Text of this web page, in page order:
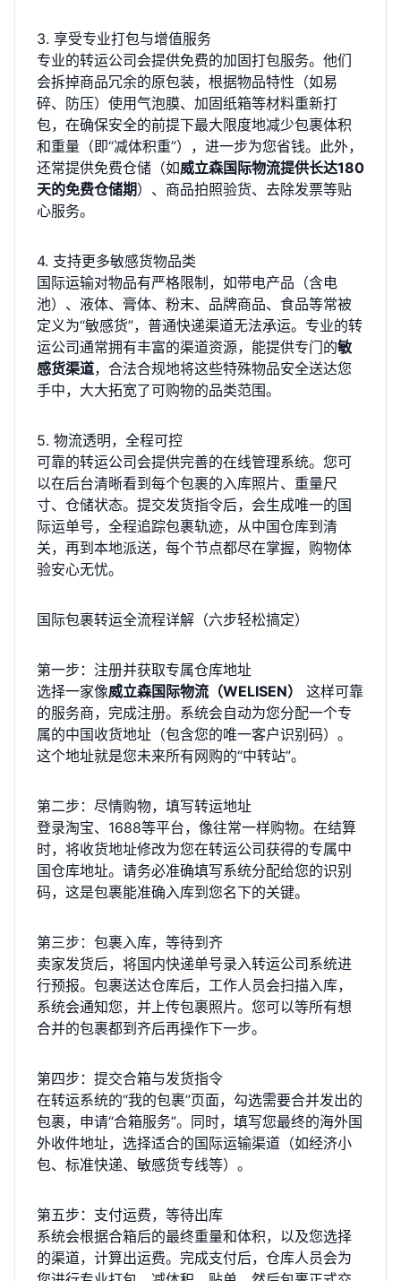
3. 享受专业打包与增值服务
专业的转运公司会提供免费的加固打包服务。他们
会拆掉商品冗余的原包装，根据物品特性（如易
碎、防压）使用气泡膜、加固纸箱等材料重新打
包，在确保安全的前提下最大限度地减少包裹体积
和重量（即“减体积重”），进一步为您省钱。此外，
还常提供免费仓储（如威立森国际物流提供长达180
天的免费仓储期）、商品拍照验货、去除发票等贴
心服务。
4. 支持更多敏感货物品类
国际运输对物品有严格限制，如带电产品（含电
池）、液体、膏体、粉末、品牌商品、食品等常被
定义为“敏感货”，普通快递渠道无法承运。专业的转
运公司通常拥有丰富的渠道资源，能提供专门的敏
感货渠道，合法合规地将这些特殊物品安全送达您
手中，大大拓宽了可购物的品类范围。
5. 物流透明，全程可控
可靠的转运公司会提供完善的在线管理系统。您可
以在后台清晰看到每个包裹的入库照片、重量尺
寸、仓储状态。提交发货指令后，会生成唯一的国
际运单号，全程追踪包裹轨迹，从中国仓库到清
关，再到本地派送，每个节点都尽在掌握，购物体
验安心无忧。
国际包裹转运全流程详解（六步轻松搞定）
第一步：注册并获取专属仓库地址
选择一家像威立森国际物流（WELISEN）
这样可靠
的服务商，完成注册。系统会自动为您分配一个专
属的中国收货地址（包含您的唯一客户识别码）。
这个地址就是您未来所有网购的“中转站”。
第二步：尽情购物，填写转运地址
登录淘宝、1688等平台，像往常一样购物。在结算
时，将收货地址修改为您在转运公司获得的专属中
国仓库地址。请务必准确填写系统分配给您的识别
码，这是包裹能准确入库到您名下的关键。
第三步：包裹入库，等待到齐
卖家发货后，将国内快递单号录入转运公司系统进
行预报。包裹送达仓库后，工作人员会扫描入库，
系统会通知您，并上传包裹照片。您可以等所有想
合并的包裹都到齐后再操作下一步。
第四步：提交合箱与发货指令
在转运系统的“我的包裹”页面，勾选需要合并发出的
包裹，申请“合箱服务”。同时，填写您最终的海外国
外收件地址，选择适合的国际运输渠道（如经济小
包、标准快递、敏感货专线等）。
第五步：支付运费，等待出库
系统会根据合箱后的最终重量和体积，以及您选择
的渠道，计算出运费。完成支付后，仓库人员会为